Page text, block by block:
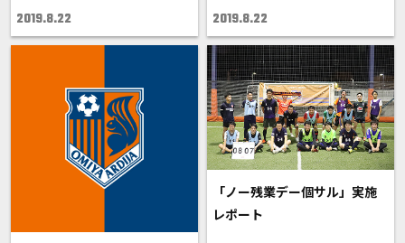
2019.8.22 2019.8.22
「ノー残業デー個サル」実施
レポート